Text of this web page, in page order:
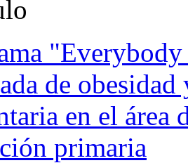
de
en el área
primaria